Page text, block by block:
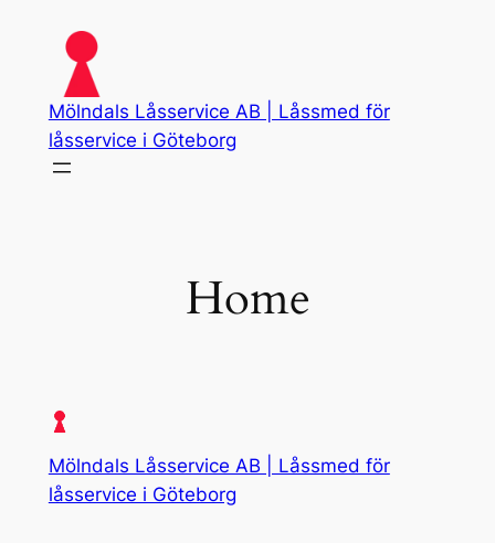
content
Mölndals Låsservice AB | Låssmed för
låsservice i Göteborg
Home
Mölndals Låsservice AB | Låssmed för
låsservice i Göteborg